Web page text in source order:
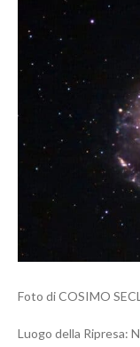
Foto di COSIMO
Luogo della Ripresa: